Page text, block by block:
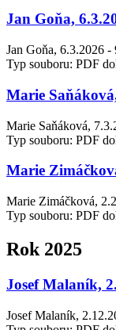
Jan Goňa,
Jan Goňa, 6.3.2026 -
Typ souboru: PDF
Marie
Marie Saňáková,
Typ souboru: PDF
Marie
Marie Zimáčková,
Typ souboru: PDF
Rok 2025
Josef Malaník,
Josef Malaník,